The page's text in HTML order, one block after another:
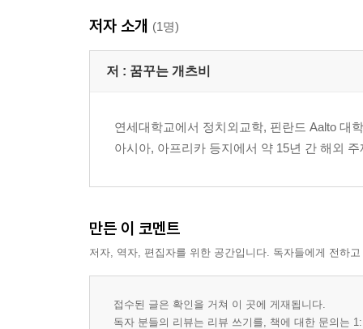
3) 기타, 날짜별
부록
셋. 『The Great Gatsby』 음미하기
저자 소개 (1명)
저 : 꿈꾸는 개츠비
연세대학교에서 정치외교학, 핀란드 Aalto 대
아시아, 아프리카 등지에서 약 15년 간 해외
만든 이 코멘트
저자, 역자, 편집자를 위한 공간입니다. 독자들에게 전하
접수된 글은 확인을 거쳐 이 곳에 게재됩니다.
독자 분들의 리뷰는 리뷰 쓰기를, 책에 대한 문의는